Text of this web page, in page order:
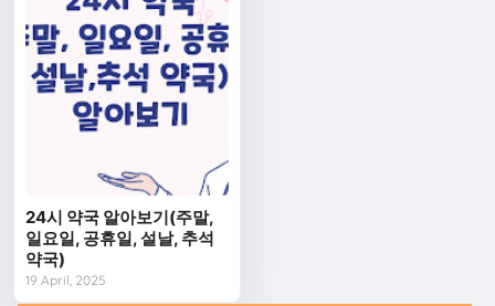
24시 약국 알아보기(주말,
일요일, 공휴일, 설날, 추석
약국)
19 April, 2025